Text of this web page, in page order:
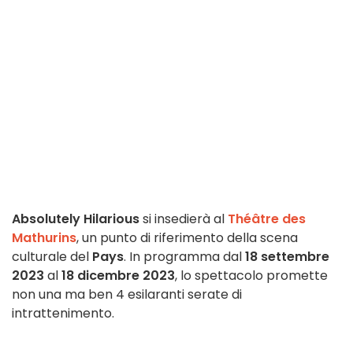
Absolutely Hilarioussi insedierà al Théâtre des
Mathurins, un punto di riferimento della scena
culturale del Pays. In programma dal18 settembre
2023 al18 dicembre 2023, lo spettacolo promette
non una ma ben 4 esilaranti serate di
intrattenimento.